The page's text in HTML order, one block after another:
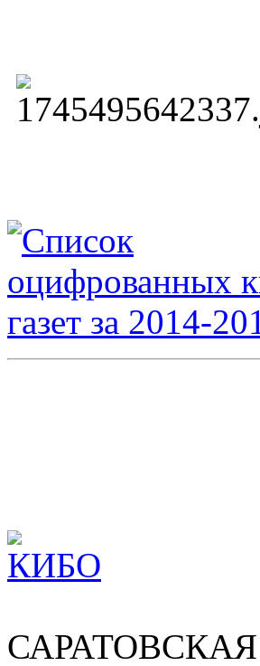
САРАТОВСКАЯ